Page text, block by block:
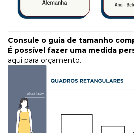
Consule o guia de tamanho
É possível fazer uma medida
aqui para orçamento.